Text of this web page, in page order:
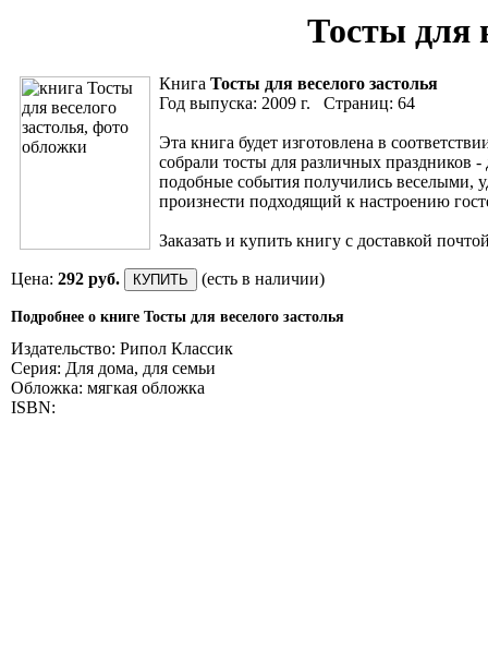
Тосты для
Книга Тосты для веселого застолья
Год выпуска: 2009 г. Страниц: 64
Эта книга будет изготовлена в
собрали тосты для различных праздников
подобные события получились веселыми,
произнести подходящий к настроению
Заказать и купить книгу с доставкой
Цена: 292 руб. (есть в наличии)
Подробнее о книге Тосты для веселого застолья
Издательство: Рипол Классик
Серия: Для дома, для семьи
Обложка: мягкая обложка
ISBN: